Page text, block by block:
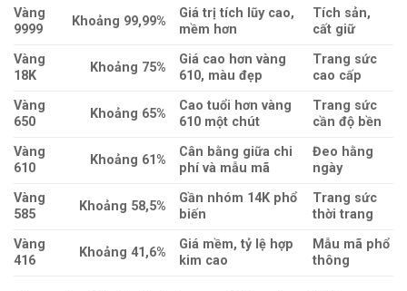
Vàng
9999
Khoảng 99,99%
Giá trị tích lũy cao,
mềm hơn
Tích sản,
cất giữ
Vàng
18K
Khoảng 75%
Giá cao hơn vàng
610, màu đẹp
Trang sức
cao cấp
Vàng
650
Khoảng 65%
Cao tuổi hơn vàng
610 một chút
Trang sức
cần độ bền
Vàng
610
Khoảng 61%
Cân bằng giữa chi
phí và mẫu mã
Đeo hằng
ngày
Vàng
585
Khoảng 58,5%
Gần nhóm 14K phổ
biến
Trang sức
thời trang
Vàng
416
Khoảng 41,6%
Giá mềm, tỷ lệ hợp
kim cao
Mẫu mã phổ
thông